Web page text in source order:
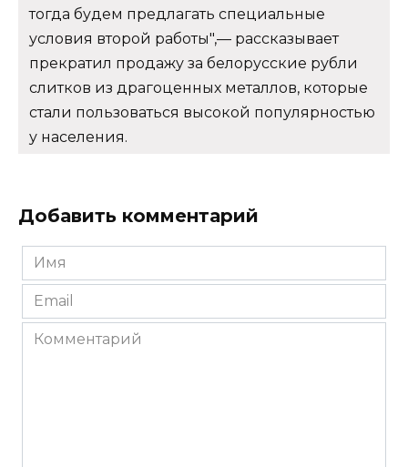
тогда будем предлагать специальные
условия второй работы",— рассказывает
прекратил продажу за белорусские рубли
слитков из драгоценных металлов, которые
стали пользоваться высокой популярностью
у населения.
Добавить комментарий
Имя
*
Email
*
Комментарий